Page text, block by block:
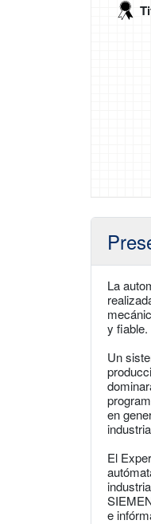
La
y fiable.
Un
en
El
e